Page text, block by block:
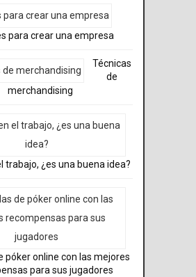
para crear una empresa
Técnicas
de
merchandising
trabajo, ¿es una buena idea?
póker online con las mejores
para sus jugadores